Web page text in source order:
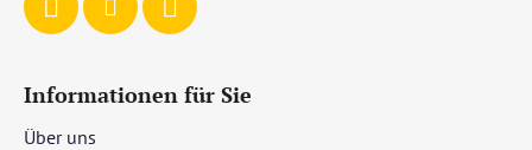
Informationen für Sie
Über uns